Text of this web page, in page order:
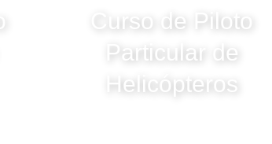
Curso de Piloto
Particular de
Helicópteros